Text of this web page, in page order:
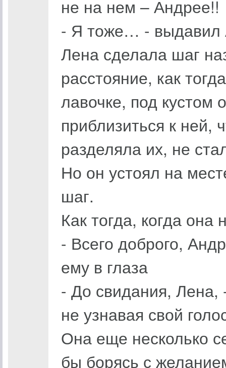
не на нем – Андрее!!
- Я тоже… - выдавил
Лена сделала шаг
расстояние, как
лавочке, под
приблизиться к ней,
разделяла их, не
Но он устоял на
шаг.
Как тогда, когда она
- Всего доброго,
ему в глаза
- До свидания,
не узнавая свой
Она еще несколько
бы борясь с